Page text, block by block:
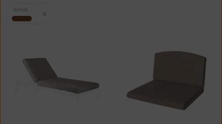
Vybrané
filtry:
BARVA
hnědá